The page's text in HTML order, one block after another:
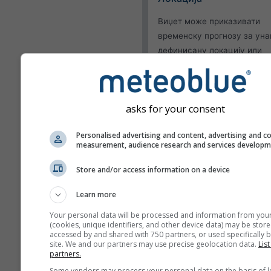
Виџет може приказивати
временску прогнозу за
дефинисану локацију или
сваког посетиоца вашег
Користи тренутну
Откриј локацију
Изглед
Функције
влажност
asks for your consent
Personalised advertising and content, advertising and
measurement, audience research and services
Store and/or access information on a device
Learn more
Your personal data will be processed and information from
(cookies, unique identifiers, and other device data) may be
accessed by and shared with 750 partners, or used specifically
site. We and our partners may use precise geolocation data.
partners.